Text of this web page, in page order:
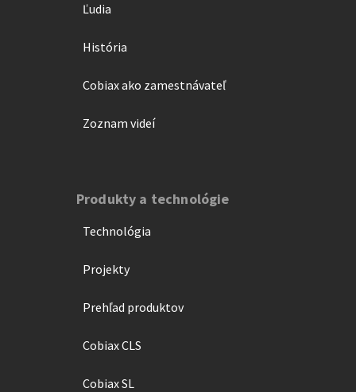
Ľudia
História
Cobiax ako zamestnávateľ
Zoznam videí
Produkty a technológie
Technológia
Projekty
Prehľad produktov
Cobiax CLS
Cobiax SL